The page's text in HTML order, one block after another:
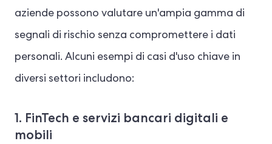
aziende possono valutare un'ampia gamma di
segnali di rischio senza compromettere i dati
personali. Alcuni esempi di casi d'uso chiave in
diversi settori includono:
1. FinTech e servizi bancari digitali e
mobili